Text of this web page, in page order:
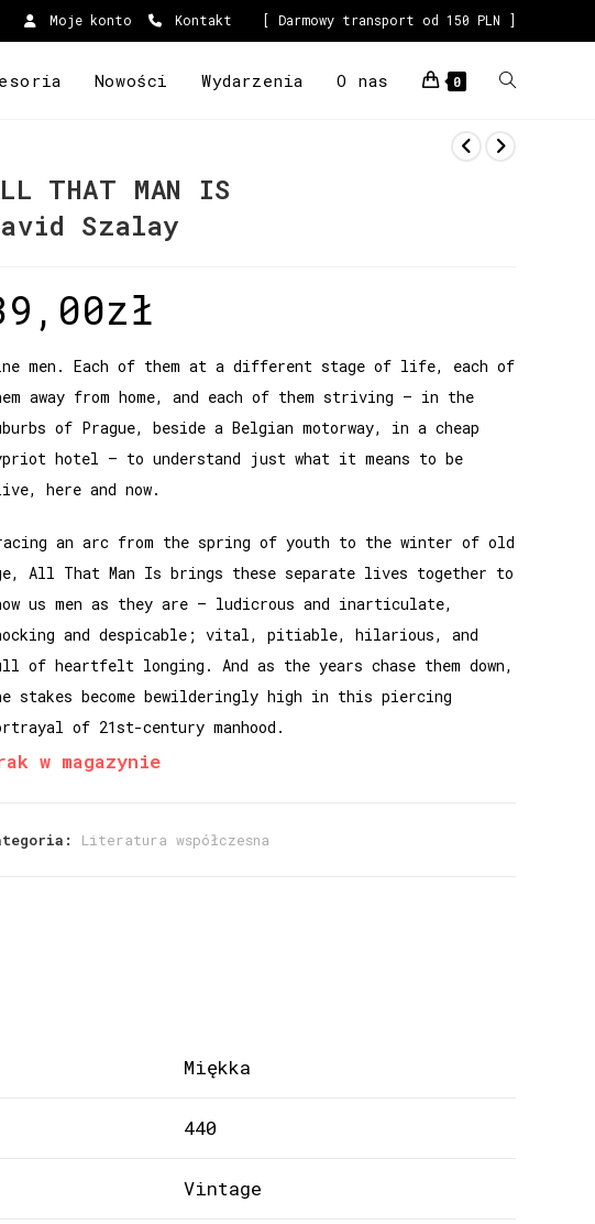
Moje konto Kontakt [ Darmowy transport od 150 PLN ]
Nowości Wydarzenia O nas 0
THAT MAN IS
Szalay
zł
men. Each of them at a different stage of life, each of
away from home, and each of them striving – in the
of Prague, beside a Belgian motorway, in a cheap
hotel – to understand just what it means to be
here and now.
an arc from the spring of youth to the winter of old
All That Man Is brings these separate lives together to
us men as they are – ludicrous and inarticulate,
and despicable; vital, pitiable, hilarious, and
of heartfelt longing. And as the years chase them down,
stakes become bewilderingly high in this piercing
of 21st-century manhood.
w magazynie
Literatura współczesna
Miękka
440
Vintage